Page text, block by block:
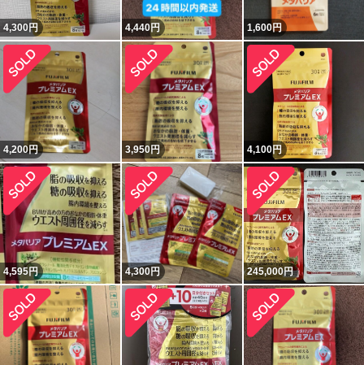
4,300円 4,440円 1,600円
4,200円 3,950円 4,100円
4,595円 4,300円 245,000円